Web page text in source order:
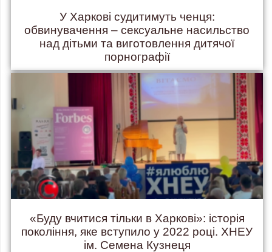
У Харкові судитимуть ченця:
обвинувачення – сексуальне насильство
над дітьми та виготовлення дитячої
порнографії
«Буду вчитися тільки в Харкові»: історія
покоління, яке вступило у 2022 році. ХНЕУ
ім. Семена Кузнеця